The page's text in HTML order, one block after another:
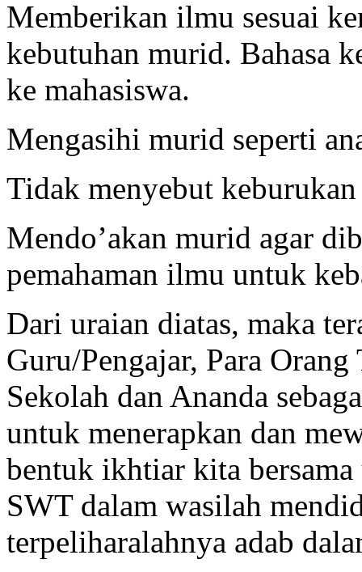
Memberikan ilmu sesuai
kebutuhan murid. Bahasa
ke mahasiswa.
Mengasihi murid seperti
Tidak menyebut
Mendo’akan murid agar
pemahaman ilmu untuk
Dari uraian diatas, maka
Guru/Pengajar, Para
Sekolah dan Ananda
untuk menerapkan dan
bentuk ikhtiar kita
SWT dalam wasilah
terpeliharalahnya adab